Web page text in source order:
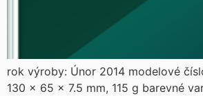
rok výroby: Únor 2014 modelové
130 x 65 x 7.5 mm, 115 g barevné